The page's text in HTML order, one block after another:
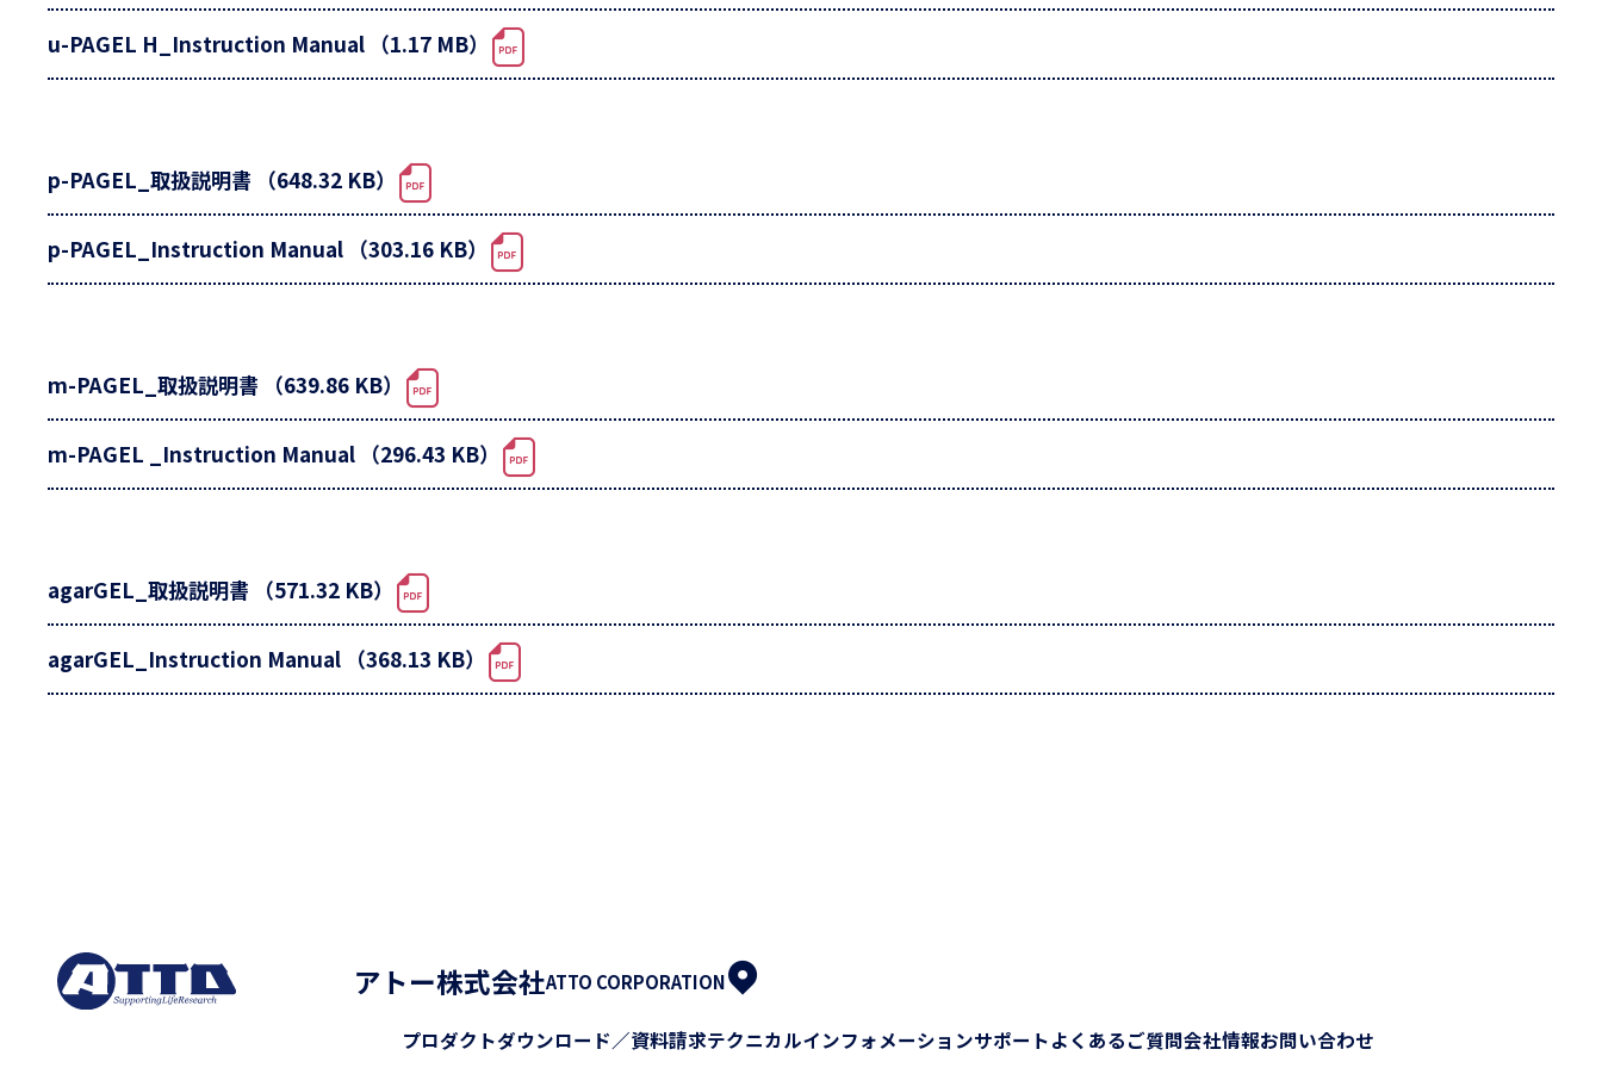
u-PAGEL H_Instruction Manual （1.17 MB）
p-PAGEL_取扱説明書 （648.32 KB）
p-PAGEL_Instruction Manual （303.16 KB）
m-PAGEL_取扱説明書 （639.86 KB）
m-PAGEL _Instruction Manual （296.43 KB）
agarGEL_取扱説明書 （571.32 KB）
agarGEL_Instruction Manual （368.13 KB）
アトー株式会社ATTO CORPORATION
プロダクトダウンロード／資料請求テクニカルインフォメーションサポートよくあるご質問会社情報お問い合わせ